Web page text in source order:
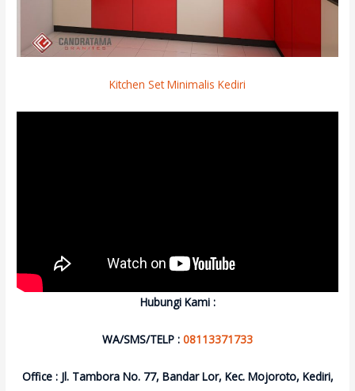
Kitchen Set Minimalis Kediri
Hubungi Kami :
WA/SMS/TELP : 08113371733
Office : Jl. Tambora No. 77, Bandar Lor, Kec. Mojoroto, Kediri,